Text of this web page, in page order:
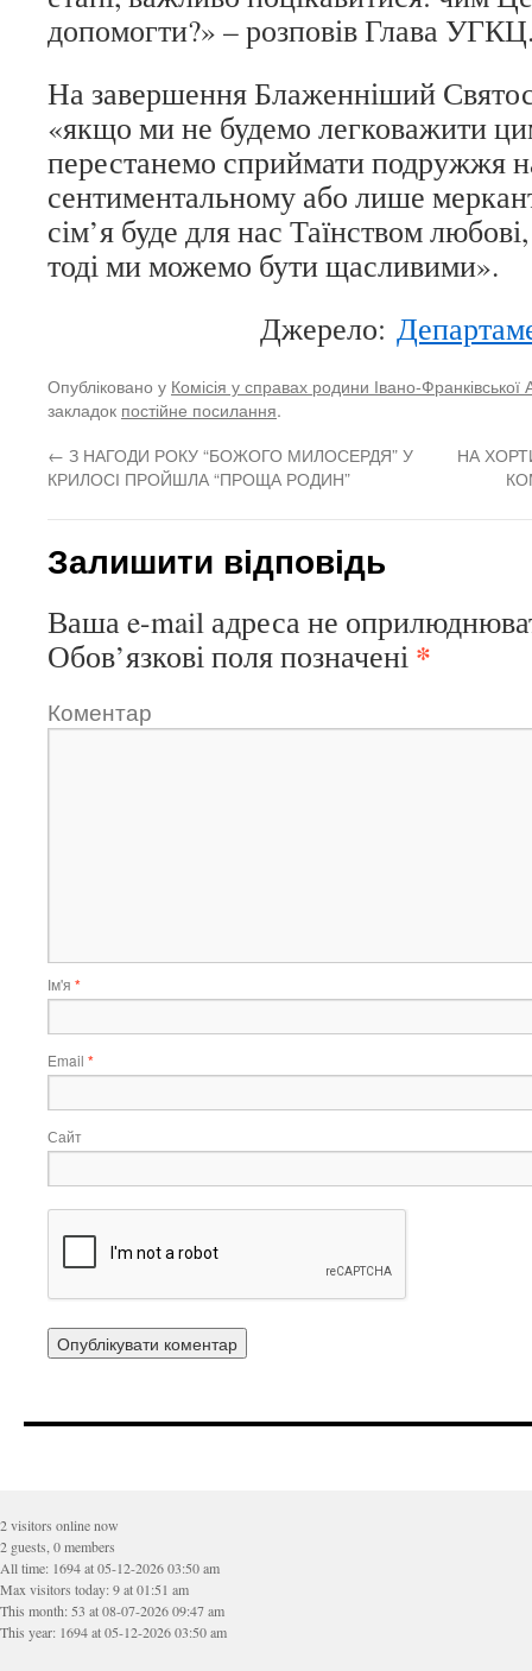
допомогти?» – розповів Глава
На завершення Блаженніший
«якщо ми не будемо легковажити
перестанемо сприймати подружжя
сентиментальному або лише
сім’я буде для нас Таїнством
тоді ми можемо бути щасливими».
Джерело:
Опубліковано у Комісія у справах родини Івано-Франківської
закладок постійне посилання.
← З НАГОДИ РОКУ “БОЖОГО МИЛОСЕРДЯ” У
КРИЛОСІ ПРОЙШЛА “ПРОЩА РОДИН”
НА
Залишити відповідь
Ваша e-mail адреса не
Обов’язкові поля позначені *
Коментар
Ім'я *
Email *
Сайт
2 visitors online now
2 guests, 0 members
All time: 1694 at 05-12-2026 03:50 am
Max visitors today: 9 at 01:51 am
This month: 53 at 08-07-2026 09:47 am
This year: 1694 at 05-12-2026 03:50 am